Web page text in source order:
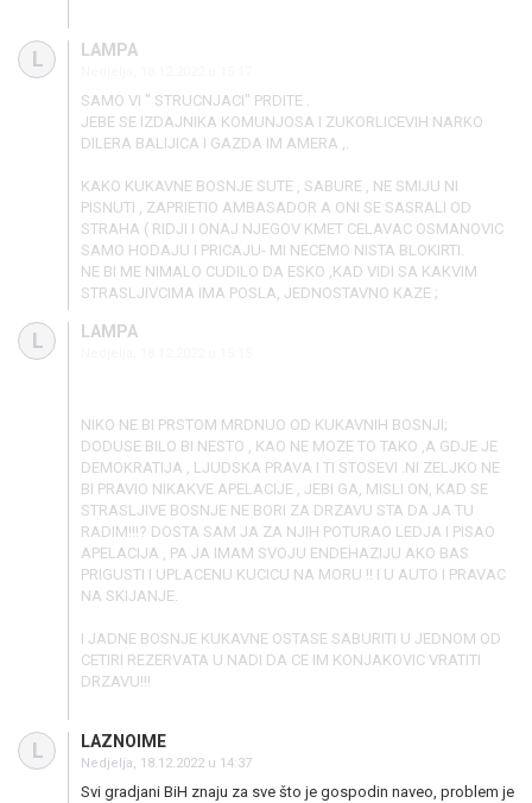
L LAMPA
SAMO VI " STRUCNJACI" PRDITE .
JEBE SE IZDAJNIKA KOMUNJOSA I ZUKORLICEVIH NARKO
DILERA BALIJICA I GAZDA IM AMERA ,.
KAKO KUKAVNE BOSNJE SUTE , SABURE , NE SMIJU NI
PISNUTI , ZAPRIETIO AMBASADOR A ONI SE SASRALI OD
STRAHA ( RIDJI I ONAJ NJEGOV KMET CELAVAC OSMANOVIC
SAMO HODAJU I PRICAJU- MI NECEMO NISTA BLOKIRTI.
NE BI ME NIMALO CUDILO DA ESKO ,KAD VIDI SA KAKVIM
STRASLJIVCIMA IMA POSLA, JEDNOSTAVNO KAZE ;
L LAMPA
NIKO NE BI PRSTOM MRDNUO OD KUKAVNIH BOSNJI;
DODUSE BILO BI NESTO , KAO NE MOZE TO TAKO ,A GDJE JE
DEMOKRATIJA , LJUDSKA PRAVA I TI STOSEVI .NI ZELJKO NE
BI PRAVIO NIKAKVE APELACIJE , JEBI GA, MISLI ON, KAD SE
STRASLJIVE BOSNJE NE BORI ZA DRZAVU STA DA JA TU
RADIM!!!? DOSTA SAM JA ZA NJIH POTURAO LEDJA I PISAO
APELACIJA , PA JA IMAM SVOJU ENDEHAZIJU AKO BAS
PRIGUSTI I UPLACENU KUCICU NA MORU !! I U AUTO I PRAVAC
NA SKIJANJE.
I JADNE BOSNJE KUKAVNE OSTASE SABURITI U JEDNOM OD
CETIRI REZERVATA U NADI DA CE IM KONJAKOVIC VRATITI
DRZAVU!!!
L LAZNOIME
Nedjelja, 18.12.2022 u 14:37
Svi gradjani BiH znaju za sve što je gospodin naveo, problem je